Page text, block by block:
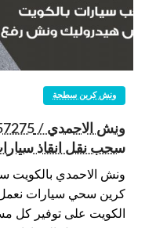
ونش كرين سطحة
سحب نقل انقاذ
ونش الاحمدي بالكويت
كرين سحي سيارات
الكويت على توفير كل